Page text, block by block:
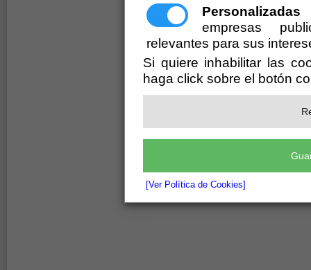
Personalizadas
empresas
relevantes para sus
Si quiere inhabilitar las
haga click sobre el botón
[Ver Política de Cookies]